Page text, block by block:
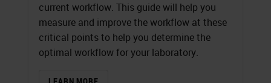
current workflow. This guide will help you
measure and improve the workflow at these
critical points to help you determine the
optimal workflow for your laboratory.